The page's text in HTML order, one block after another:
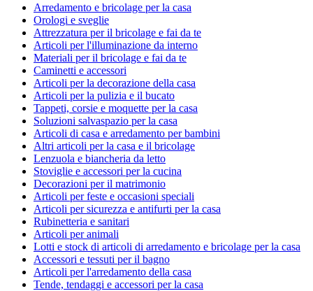
Arredamento e bricolage per la casa
Orologi e sveglie
Attrezzatura per il bricolage e fai da te
Articoli per l'illuminazione da interno
Materiali per il bricolage e fai da te
Caminetti e accessori
Articoli per la decorazione della casa
Articoli per la pulizia e il bucato
Tappeti, corsie e moquette per la casa
Soluzioni salvaspazio per la casa
Articoli di casa e arredamento per bambini
Altri articoli per la casa e il bricolage
Lenzuola e biancheria da letto
Stoviglie e accessori per la cucina
Decorazioni per il matrimonio
Articoli per feste e occasioni speciali
Articoli per sicurezza e antifurti per la casa
Rubinetteria e sanitari
Articoli per animali
Lotti e stock di articoli di arredamento e bricolage per la casa
Accessori e tessuti per il bagno
Articoli per l'arredamento della casa
Tende, tendaggi e accessori per la casa